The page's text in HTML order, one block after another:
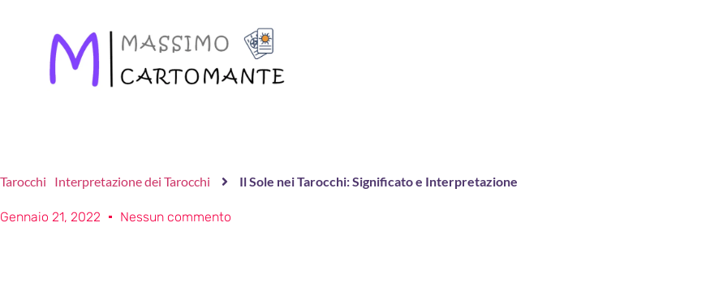
Tarocchi Interpretazione dei Tarocchi Il Sole nei Tarocchi: Significato e Interpretazione
Gennaio 21, 2022 Nessun commento